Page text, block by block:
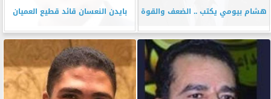
هشام بيومي يكتب .. الضعف والقوة بايدن النعسان قائد قطيع العميان